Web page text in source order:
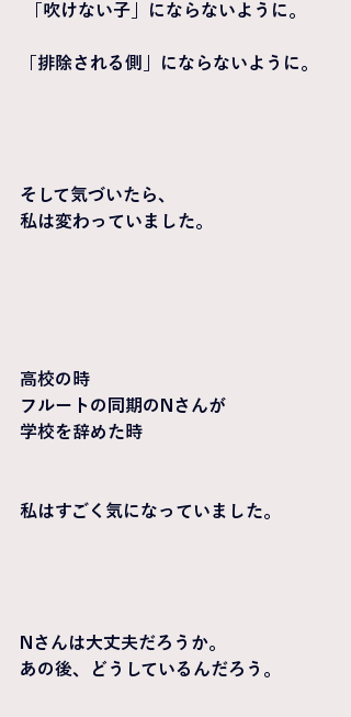
「吹けない子」にならないように。
「排除される側」にならないように。
そして気づいたら、
私は変わっていました。
高校の時
フルートの同期のNさんが
学校を辞めた時
私はすごく気になっていました。
Nさんは大丈夫だろうか。
あの後、どうしているんだろう。